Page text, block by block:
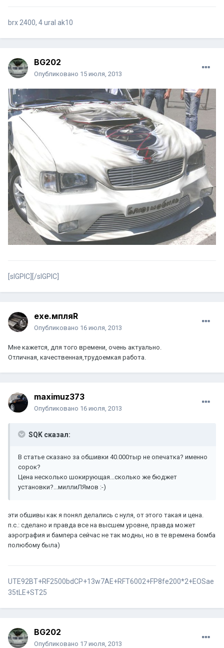
brx 2400, 4 ural ak10
BG202
Опубликовано 15 июля, 2013
[sIGPIC][/sIGPIC]
exe.мпляR
Опубликовано 16 июля, 2013
Мне кажется, для того времени, очень актуально.
Отличная, качественная,трудоемкая работа.
maximuz373
Опубликовано 16 июля, 2013
SQK сказал:
В статье сказано за обшивки 40.000тыр не опечатка? именно
сорок?
Цена несколько шокирующая...сколько же бюджет
установки?...миллиЛЯмов :-)
эти обшивы как я понял делались с нуля, от этого такая и цена.
п.с.: сделано и правда все на высшем уровне, правда может
аэрография и бампера сейчас не так модны, но в те времена бомба
полюбому была)
UTE92BT+RF2500bdCP+13w7AE+RFT6002+FP8fe200*2+EOSae
35tLE+ST25
BG202
Опубликовано 17 июля, 2013